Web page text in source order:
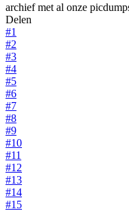
archief met al onze
Delen
#1
#2
#3
#4
#5
#6
#7
#8
#9
#10
#11
#12
#13
#14
#15